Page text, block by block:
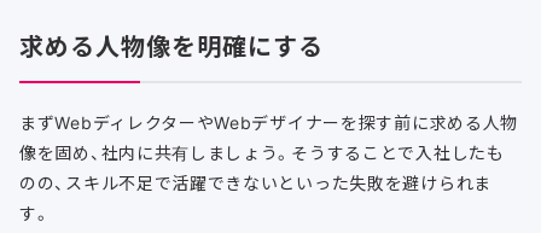
求める人物像を明確にする
まずWebディレクターやWebデザイナーを探す前に求める人物
像を固め、社内に共有しましょう。そうすることで入社したも
のの、スキル不足で活躍できないといった失敗を避けられま
す。